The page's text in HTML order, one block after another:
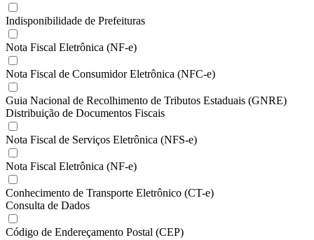
Indisponibilidade de Prefeituras
Nota Fiscal Eletrônica (NF-e)
Nota Fiscal de Consumidor Eletrônica (NFC-e)
Guia Nacional de Recolhimento de Tributos Estaduais (GNRE)
Distribuição de Documentos Fiscais
Nota Fiscal de Serviços Eletrônica (NFS-e)
Nota Fiscal Eletrônica (NF-e)
Conhecimento de Transporte Eletrônico (CT-e)
Consulta de Dados
Código de Endereçamento Postal (CEP)